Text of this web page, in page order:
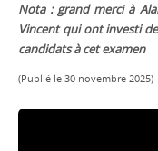
Nota : grand merci à
Vincent qui ont investi
candidats à cet examen
(Publié le 30 novembre 2025)